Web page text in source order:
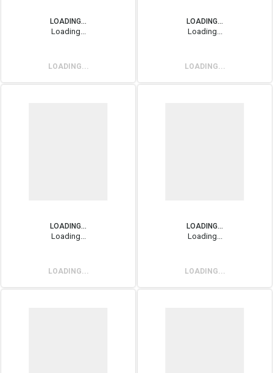
LOADING...
Loading...
LOADING...
LOADING...
Loading...
LOADING...
LOADING...
Loading...
LOADING...
LOADING...
Loading...
LOADING...